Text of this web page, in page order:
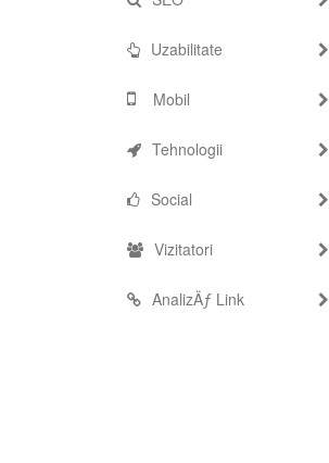
Uzabilitate
Mobil
Tehnologii
Social
Vizitatori
AnalizÄƒ Link